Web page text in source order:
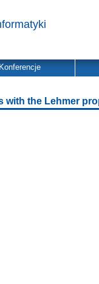
with the Lehmer